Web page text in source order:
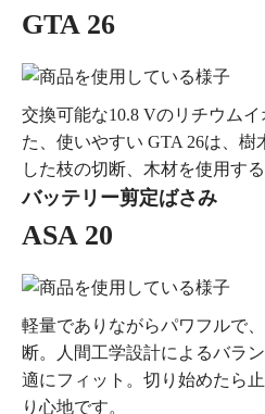
GTA 26
交換可能な10.8 Vのリチウム
た、使いやすい GTA 26は、樹
した枝の切断、木材を使用す
バッテリー剪定ばさみ
ASA 20
軽量でありながらパワフルで
断。人間工学設計によるバラ
適にフィット。切り始めたら
り心地です。